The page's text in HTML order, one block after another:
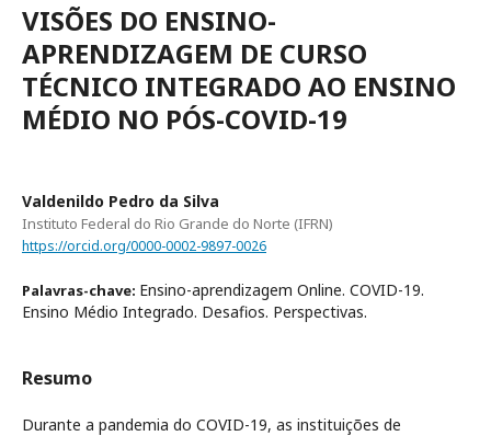
VISÕES DO ENSINO-
APRENDIZAGEM DE CURSO
TÉCNICO INTEGRADO AO ENSINO
MÉDIO NO PÓS-COVID-19
Valdenildo Pedro da Silva
Instituto Federal do Rio Grande do Norte (IFRN)
https://orcid.org/0000-0002-9897-0026
Palavras-chave: Ensino-aprendizagem Online. COVID-19.
Ensino Médio Integrado. Desafios. Perspectivas.
Resumo
Durante a pandemia do COVID-19, as instituições de